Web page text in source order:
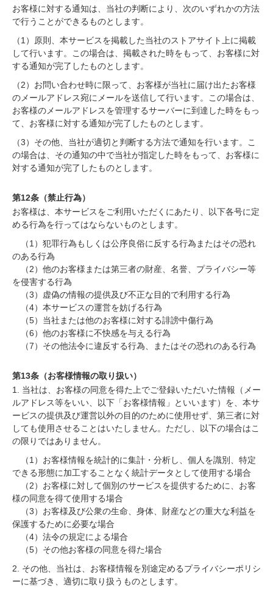
お客様に対する通知は、当社の判断により、次のいずれかの方法
で行うことができるものとします。
（1）原則、本サービスを掲載した当社のストアサイト上に掲載
して行います。この場合は、掲載された時をもって、お客様に対
する通知が完了したものとします。
（2）お問い合わせ時に限って、お客様が当社に届け出たお客様
のメールアドレス宛にメールを送信して行います。この場合は、
お客様のメールアドレスを管理するサーバーに到達した時をもっ
て、お客様に対する通知が完了したものとします。
（3）その他、当社が適切と判断する方法で通知を行います。こ
の場合は、その通知の中で当社が指定した時をもって、お客様に
対する通知が完了したものとします。
第12条（禁止行為）
お客様は、本サービスをご利用いただくにあたり、以下各号に定
める行為を行ってはならないものとします。
（1）犯罪行為もしくは公序良俗に反する行為またはその恐れ
のある行為
（2）他のお客様または第三者の財産、名誉、プライバシー等
を侵害する行為
（3）虚偽の情報の提供及び不正な目的で利用する行為
（4）本サービスの運営を妨げる行為
（5）当社または他のお客様に対する誹謗中傷行為
（6）他のお客様に不快感を与える行為
（7）その他法令に違反する行為、またはその恐れのある行為
第13条（お客様情報の取り扱い）
1. 当社は、お客様の同意を得た上でご登録いただいた情報（メー
ルアドレス等をいい、以下「お客様情報」といいます）を、本サ
ービスの提供及び運営以外の目的のために使用せず、第三者に対
しても使用させることはいたしません。ただし、以下の場合はこ
の限りではありません。
（1）お客様情報を統計的に集計・分析し、個人を識別、特定
できる形態に加工することなく統計データとして使用する場合
（2）お客様に対して個別のサービスを提供するために、お客
様の同意を得て使用する場合
（3）お客様及び公衆の生命、身体、財産などの重大な利益を
保護するために必要な場合
（4）法令の規定による場合
（5）その他お客様の同意を得た場合
2. その他、当社は、お客様情報を別途定めるプライバシーポリシ
ーに基づき、適切に取り扱うものとします。